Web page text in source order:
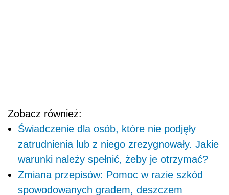
Zobacz również:
Świadczenie dla osób, które nie podjęły
zatrudnienia lub z niego zrezygnowały. Jakie
warunki należy spełnić, żeby je otrzymać?
Zmiana przepisów: Pomoc w razie szkód
spowodowanych gradem, deszczem